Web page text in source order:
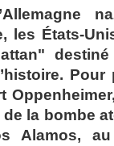
les États-
la bombe
Alamos,